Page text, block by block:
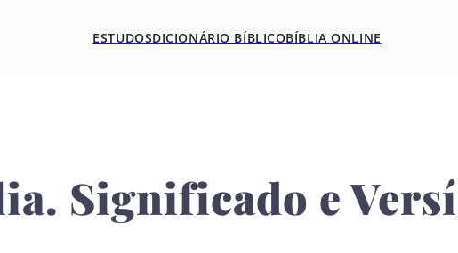
ESTUDOSDICIONÁRIO BÍBLICOBÍBLIA ONLINE
Significado e